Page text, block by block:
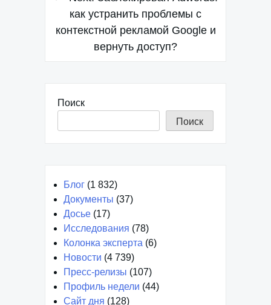
записям
как устранить проблемы с
контекстной рекламой Google и
вернуть доступ?
Поиск
Поиск
Блог (1 832)
Документы (37)
Досье (17)
Исследования (78)
Колонка эксперта (6)
Новости (4 739)
Пресс-релизы (107)
Профиль недели (44)
Сайт дня (128)